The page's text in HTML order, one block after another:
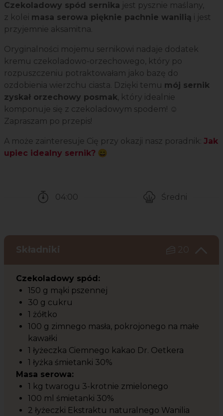
Czekoladowy spód sernika jest pysznie maślany,
z kolei masa serowa pięknie pachnie wanilią i jest
przyjemnie aksamitna.
Oryginalności mojemu sernikowi nadaje dodatek
kremu czekoladowo-orzechowego, który po
rozpuszczeniu potraktowałam jako bazę do
ozdobienia wierzchu ciasta. Dzięki temu mój sernik
zyskał orzechowy posmak, który idealnie
komponuje się z czekoladowym spodem! ☺️
Zapraszam po przepis!
A może zainteresuje Cię przy okazji nasz poradnik: Jak
upiec idealny sernik? 😄
04:00
Średni
Składniki 20
Czekoladowy spód:
150 g mąki pszennej
30 g cukru
1 żółtko
100 g zimnego masła, pokrojonego na małe
kawałki
1 łyżeczka Ciemnego kakao Dr. Oetkera
1 łyżka śmietanki 30%
Masa serowa:
1 kg twarogu 3-krotnie zmielonego
100 ml śmietanki 30%
2 łyżeczki Ekstraktu naturalnego Wanilia